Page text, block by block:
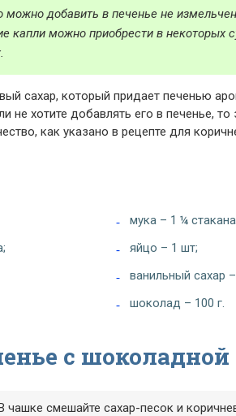
можно добавить в печенье не
капли можно приобрести в некоторых
сахар, который придает печенью
не хотите добавлять его в печенье,
как указано в рецепте для
мука – 1 ¼
яйцо – 1 шт;
ванильный сахар
шоколад – 100 г.
с
чашке смешайте сахар-песок и